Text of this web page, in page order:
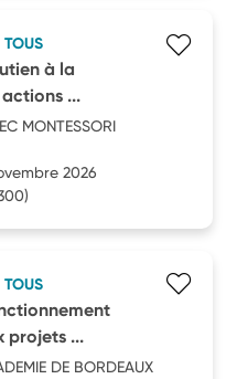
à la
...
MONTESSORI
2026
projets ...
DE BORDEAUX